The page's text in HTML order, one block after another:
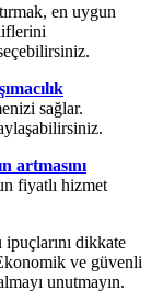
en uygun
sağlar.
artmasını
fiyatlı hizmet
dikkate
ve güvenli
unutmayın.